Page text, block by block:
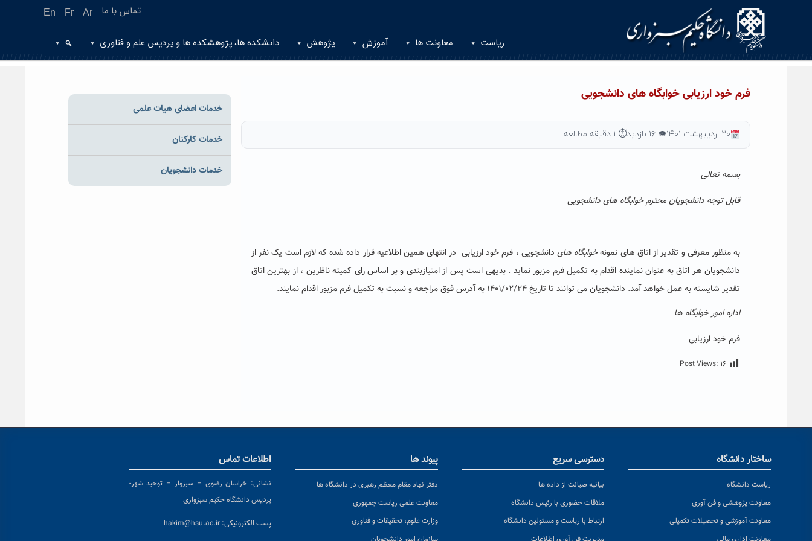
En Fr Ar تماس با ما
ریاست معاونت ها آموزش پژوهش دانشکده ها، پژوهشکده ها و پردیس علم و فناوری
فرم خود ارزیابی خوابگاه های دانشجویی
۲۰ اردیبهشت ۱۴۰۱ 👁 ۱۶ بازدید ⏱ ۱ دقیقه مطالعه
بسمه تعالی
قابل توجه دانشجویان محترم خوابگاه های دانشجویی
به منظور معرفی و تقدیر از اتاق های نمونهخوابگاه های دانشجویی ، فرم خود ارزیابی در انتهای همین اطلاعیه قرار داده شده که لازم است یک نفر از
دانشجویان هر اتاق به عنوان نماینده اقدام به تکمیل فرم مزبور نماید . بدیهی است پس از امتیازبندی و بر اساس رای کمیته ناظرین ، از بهترین اتاق
تقدیر شایسته به عمل خواهد آمد. دانشجویان می توانند تاتاریخ ۱۴۰۱/۰۲/۲۴
به آدرس فوق مراجعه و نسبت به تکمیل فرم مزبور اقدام نمایند.
اداره امور خوابگاه ها
فرم خود ارزیابی
Post Views: ۱۶
خدمات اعضای هیات علمی
خدمات کارکنان
خدمات دانشجویان
ساختار دانشگاه
ریاست دانشگاه
معاونت پژوهشی و فن آوری
معاونت آموزشی و تحصیلات تکمیلی
دسترسی سریع
بیانیه صیانت از داده ها
ملاقات حضوری با رئیس دانشگاه
ارتباط با ریاست و مسئولین دانشگاه
پیوند ها
دفتر نهاد مقام معظم رهبری در دانشگاه ها
معاونت علمی ریاست جمهوری
وزارت علوم، تحقیقات و فناوری
اطلاعات تماس
نشانی: خراسان رضوی – سبزوار – توحید شهر-
پردیس دانشگاه حکیم سبزواری
پست الکترونیکی: hakim@hsu.ac.ir